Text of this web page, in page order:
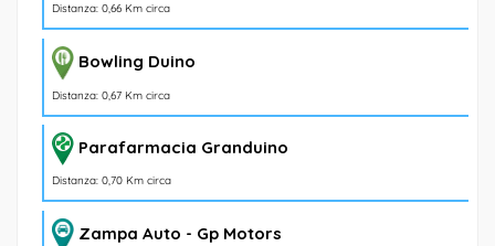
Distanza: 0,66 Km circa
Bowling Duino
Distanza: 0,67 Km circa
Parafarmacia Granduino
Distanza: 0,70 Km circa
Zampa Auto - Gp Motors